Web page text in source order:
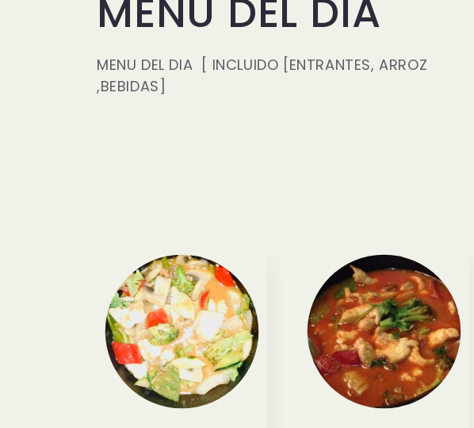
o
l
i
ó
MENU DEL DIA
MENU DEL DIA [ INCLUIDO [ENTRANTES, ARROZ
,BEBIDAS]